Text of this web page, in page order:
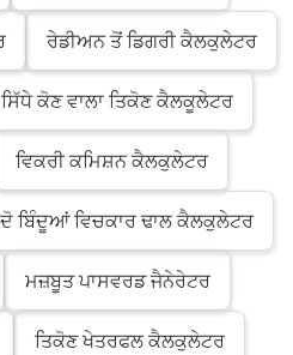
ਰੇਡੀਅਨ ਤੋਂ ਡਿਗਰੀ ਕੈਲਕੁਲੇਟਰ
ਸਿੱਧੇ ਕੋਣ ਵਾਲਾ ਤਿਕੋਣ ਕੈਲਕੂਲੇਟਰ
ਵਿਕਰੀ ਕਮਿਸ਼ਨ ਕੈਲਕੁਲੇਟਰ
ਦੋ ਬਿੰਦੂਆਂ ਵਿਚਕਾਰ ਢਾਲ ਕੈਲਕੁਲੇਟਰ
ਮਜ਼ਬੂਤ ਪਾਸਵਰਡ ਜੈਨੇਰੇਟਰ
ਤਿਕੋਣ ਖੇਤਰਫਲ ਕੈਲਕੁਲੇਟਰ